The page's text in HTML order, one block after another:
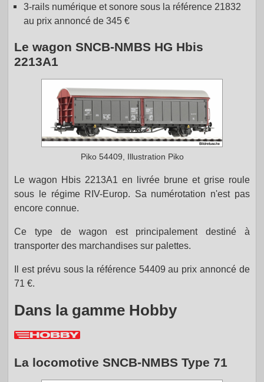
3-rails numérique et sonore sous la référence 21832
au prix annoncé de 345 €
Le wagon SNCB-NMBS HG Hbis
2213A1
Piko 54409, Illustration Piko
Le wagon Hbis 2213A1 en livrée brune et grise roule
sous le régime RIV-Europ. Sa numérotation n'est pas
encore connue.
Ce type de wagon est principalement destiné à
transporter des marchandises sur palettes.
Il est prévu sous la référence 54409 au prix annoncé de
71 €.
Dans la gamme Hobby
La locomotive SNCB-NMBS Type 71